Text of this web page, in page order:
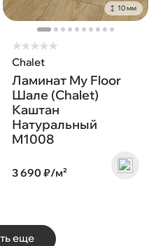
10 мм
★★★★★
Chalet
Ламинат My Floor
Шале (Chalet)
Каштан
Натуральный
M1008
3 690 ₽/м²
еще